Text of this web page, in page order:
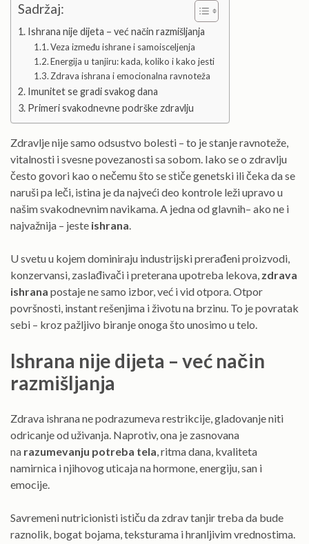
Sadržaj:
Ishrana nije dijeta – već način razmišljanja
Veza između ishrane i samoisceljenja
Energija u tanjiru: kada, koliko i kako jesti
Zdrava ishrana i emocionalna ravnoteža
Imunitet se gradi svakog dana
Primeri svakodnevne podrške zdravlju
Zdravlje nije samo odsustvo bolesti – to je stanje ravnoteže,
vitalnosti i svesne povezanosti sa sobom. Iako se o zdravlju
često govori kao o nečemu što se stiče genetski ili čeka da se
naruši pa leči, istina je da najveći deo kontrole leži upravo u
našim svakodnevnim navikama. A jedna od glavnih– ako ne i
najvažnija – jeste ishrana.
U svetu u kojem dominiraju industrijski prerađeni proizvodi,
konzervansi, zaslađivači i preterana upotreba lekova, zdrava
ishrana postaje ne samo izbor, već i vid otpora. Otpor
površnosti, instant rešenjima i životu na brzinu. To je povratak
sebi – kroz pažljivo biranje onoga što unosimo u telo.
Ishrana nije dijeta – već način
razmišljanja
Zdrava ishrana ne podrazumeva restrikcije, gladovanje niti
odricanje od uživanja. Naprotiv, ona je zasnovana
na razumevanju potreba tela , ritma dana, kvaliteta
namirnica i njihovog uticaja na hormone, energiju, san i
emocije.
Savremeni nutricionisti ističu da zdrav tanjir treba da bude
raznolik, bogat bojama, teksturama i hranljivim vrednostima.